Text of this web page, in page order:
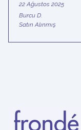
22 Ağustos 2025
Burcu D.
Satın Alınmış